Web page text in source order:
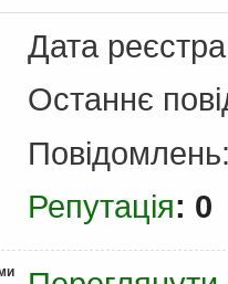
Дата
Останнє
Репутація: 0